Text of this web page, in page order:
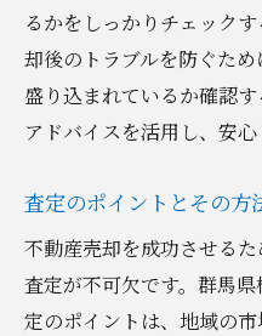
るかをしっかりチェック
却後のトラブルを防ぐた
盛り込まれているか確認
アドバイスを活用し、安心
査定のポイントとその方
不動産売却を成功させる
査定が不可欠です。群馬
定のポイントは、地域の